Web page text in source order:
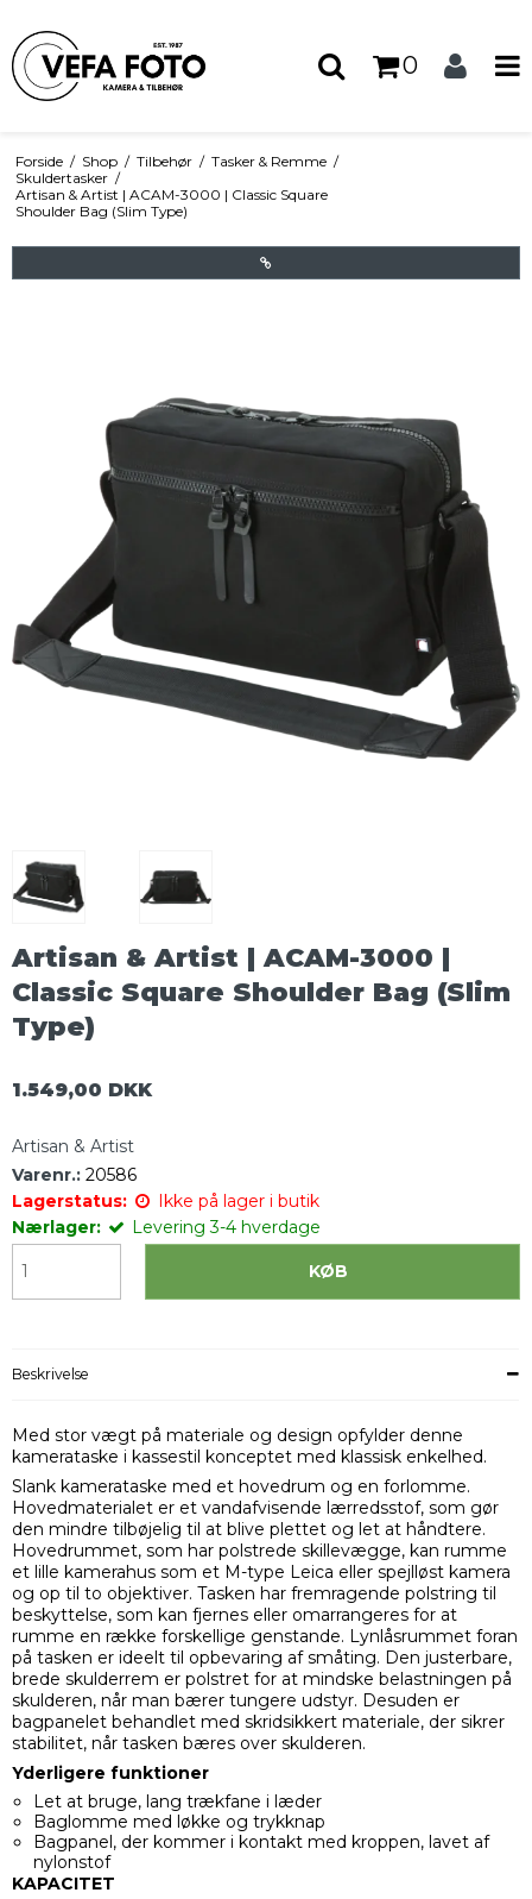
0
Forside / Shop / Tilbehør / Tasker & Remme /
Skuldertasker /
Artisan & Artist | ACAM-3000 | Classic Square
Shoulder Bag (Slim Type)
Artisan & Artist | ACAM-3000 |
Classic Square Shoulder Bag (Slim
Type)
1.549,00 DKK
Artisan & Artist
Varenr.: 20586
Lagerstatus:
Ikke på lager i butik
Nærlager:
Levering 3-4 hverdage
KØB
Beskrivelse
Med stor vægt på materiale og design opfylder denne
kamerataske i kassestil konceptet med klassisk enkelhed.
Slank kamerataske med et hovedrum og en forlomme.
Hovedmaterialet er et vandafvisende lærredsstof, som gør
den mindre tilbøjelig til at blive plettet og let at håndtere.
Hovedrummet, som har polstrede skillevægge, kan rumme
et lille kamerahus som et M-type Leica eller spejlløst kamera
og op til to objektiver. Tasken har fremragende polstring til
beskyttelse, som kan fjernes eller omarrangeres for at
rumme en række forskellige genstande. Lynlåsrummet foran
på tasken er ideelt til opbevaring af småting. Den justerbare,
brede skulderrem er polstret for at mindske belastningen på
skulderen, når man bærer tungere udstyr. Desuden er
bagpanelet behandlet med skridsikkert materiale, der sikrer
stabilitet, når tasken bæres over skulderen.
Yderligere funktioner
Let at bruge, lang trækfane i læder
Baglomme med løkke og trykknap
Bagpanel, der kommer i kontakt med kroppen, lavet af
nylonstof
KAPACITET